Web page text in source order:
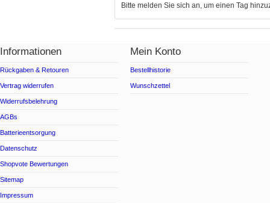
Bitte melden Sie sich an, um einen Tag
Informationen
Rückgaben & Retouren
Vertrag widerrufen
Widerrufsbelehrung
AGBs
Batterieentsorgung
Datenschutz
Shopvote Bewertungen
Sitemap
Impressum
Mein Konto
Bestellhistorie
Wunschzettel